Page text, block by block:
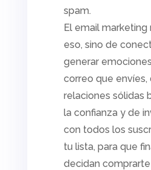
spam.
El email marketing
eso, sino de
generar
correo que envíes,
relaciones sólidas
la confianza y de
con todos los
tu lista, para que
decidan